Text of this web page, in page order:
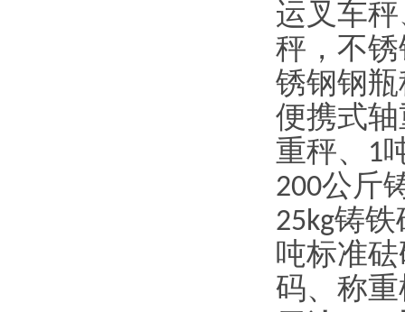
运叉车
秤，不
锈钢钢
便携式
重秤、 1
200公斤
25kg铸铁
吨标准
码、称